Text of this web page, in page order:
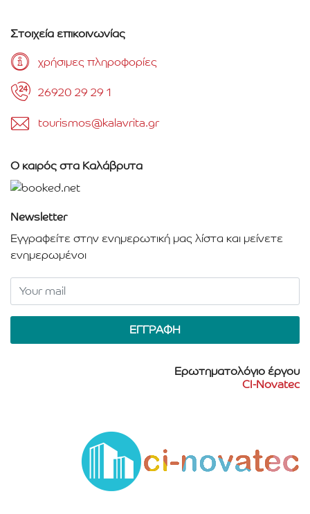
Στοιχεία επικοινωνίας
χρήσιμες πληροφορίες
26920 29 29 1
tourismos@kalavrita.gr
Ο καιρός στα Καλάβρυτα
Newsletter
Εγγραφείτε στην ενημερωτική μας λίστα και μείνετε
ενημερωμένοι
Ερωτηματολόγιο έργου
CI-Novatec